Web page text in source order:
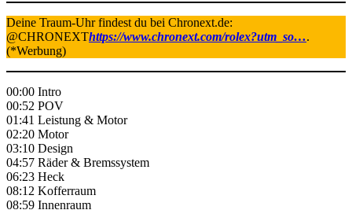
Deine Traum-Uhr findest du bei Chronext.de:
@CHRONEXThttps://www.chronext.com/rolex?utm_so….
(*Werbung)
00:00 Intro
00:52 POV
01:41 Leistung & Motor
02:20 Motor
03:10 Design
04:57 Räder & Bremssystem
06:23 Heck
08:12 Kofferraum
08:59 Innenraum